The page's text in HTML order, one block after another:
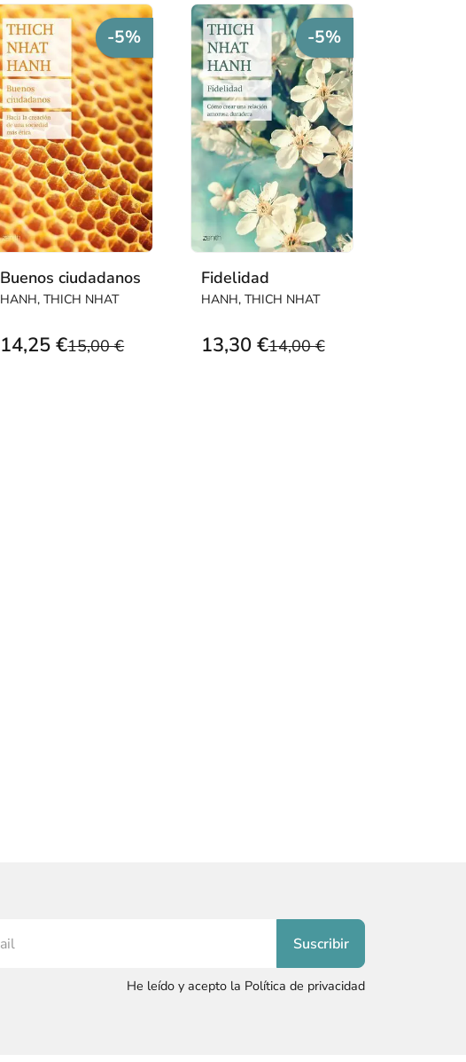
-5%
Buenos ciudadanos
HANH, THICH NHAT
15,00 €
14,25 €
-5%
Fidelidad
HANH, THICH NHAT
14,00 €
13,30 €
He leído y acepto la Política de privacidad